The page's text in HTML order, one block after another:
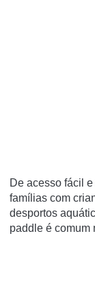
De acesso fácil
famílias com
desportos
paddle é comum